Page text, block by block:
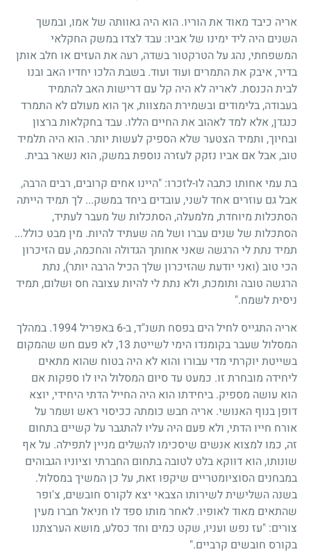
אריה כיבד מאוד את הוריו. הוא היה גאוותה של אמו, ובמשך
השנים היה ליד ימינו של אביו: עבד לצדו במשק החקלאי
המשפחתי, נהג על הטרקטור בשדה, רעה את העזים או חלב אותן
בדיר, איבק את התמרים ועוד ועוד. בשבת הלכו יחדיו האב ובנו
לבית הכנסת. לאריה לא היה קל עם דרישות האב להתמיד
בעבודה, בלימודים ובשמירת המצוות, אך הוא מעולם לא התמרד
כנגדן, אלא למד לאהוב את החיים הללו. עבד בחקלאות ברצון
ובחיוך, ותמיד הצטער שלא הספיק לעשות יותר. הוא היה תלמיד
טוב, אבל אם אביו נזקק לעזרה נוספת במשק, הוא נשאר בבית.
בת עמי אחותו כתבה לו-לזכרו: "היינו אחים קרובים, רבים הרבה,
אבל גם עוזרים אחד לשני, עובדים ביחד במשק... לך תמיד הייתה
הסתכלות מיוחדת, מלמעלה, הסתכלות של מעבר לעתיד,
הסתכלות של שנים עברו ושל מה שעתיד להיות. מין מבט כולל...
תמיד נתת לי הרגשה שאני אחותך הגדולה והחכמה, עם הזיכרון
הכי טוב (ואני יודעת שהזיכרון שלך הכיל הרבה יותר), נתת
הרגשה טובה ותומכת, ולא נתת לי להיות עצובה חס ושלום, תמיד
ניסית לשמח."
אריה התגייס לחיל הים בפסח תשנ"ד, ב-6 באפריל 1994. במהלך
המסלול שעבר בקומנדו הימי לשייטת 13, לא פעם חש שהמקום
בשייטת יוקרתי מדי עבורו והוא לא היה בטוח שהוא מתאים
ליחידה מובחרת זו. כמעט עד סיום המסלול היו לו ספקות אם
הוא עושה מספיק. ביחידתו הוא היה החייל הדתי היחידי, יוצא
דופן בנוף האנושי. אריה חבש כומתה ככיסוי ראש ושמר על
אורח חייו הדתי, ולא פעם היה עליו להתגבר על קשיים בתחום
זה, כמו למצוא אנשים שיסכימו להשלים מניין לתפילה. על אף
שונותו, הוא דווקא בלט לטובה בתחום החברתי וציוניו הגבוהים
במבחנים הסוציומטריים שיקפו זאת, על כן המשיך במסלול.
בשנה השלישית לשירותו הצבאי יצא לקורס חובשים, צ'ופר
שהתאים מאוד לאופיו. לאחר מותו ספד לו חניאל חברו מעין
צורים: "עז נפש ועניו, שקט כמים וחד כסלע, מושא הערצתנו
בקורס חובשים קרביים."